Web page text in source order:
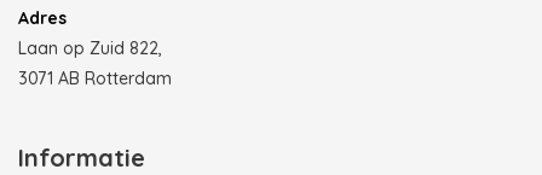
Adres
Laan op Zuid 822,
3071 AB Rotterdam
Informatie